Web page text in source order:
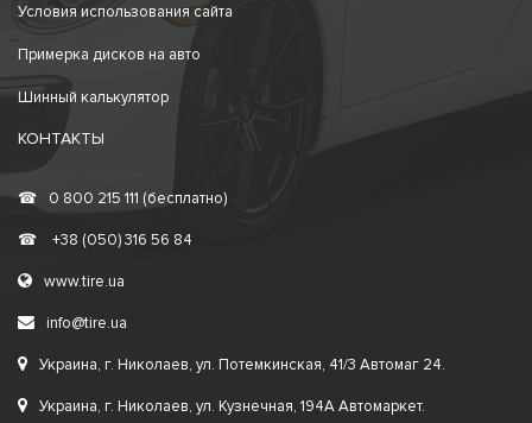
Условия использования сайта
Примерка дисков на авто
Шинный калькулятор
КОНТАКТЫ
☎ 0 800 215 111 (бесплатно)
☎ +38 (050) 316 56 84
www.tire.ua
info@tire.ua
Украина, г. Николаев, ул. Потемкинская, 41/3 Автомаг 24.
Украина, г. Николаев, ул. Кузнечная, 194А Автомаркет.